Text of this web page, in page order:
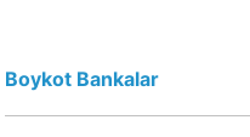
Boykot Bankalar